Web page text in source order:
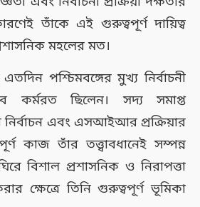
তাঁকে এই গুরুত্বপূর্ণ দায়িত্ব
মহলের মত।
পশ্চিমবঙ্গের মুখ্য নির্বাচনী
কর্মরত ছিলেন। সদ্য সমাপ্ত
নির্বাচন এবং এসআইআর প্রক্রিয়ার
কাজ তাঁর তত্ত্বাবধানেই সম্পন্ন
বিশাল প্রশাসনিক ও নিরাপত্তা
ক্ষেত্রে তিনি গুরুত্বপূর্ণ ভূমিকা